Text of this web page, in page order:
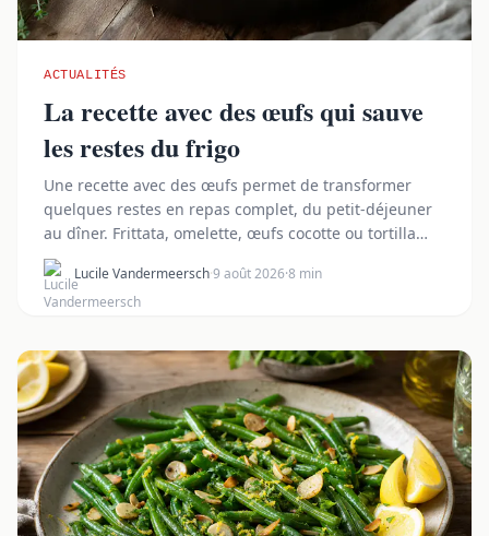
ACTUALITÉS
La recette avec des œufs qui sauve
les restes du frigo
Une recette avec des œufs permet de transformer
quelques restes en repas complet, du petit-déjeuner
au dîner. Frittata, omelette, œufs cocotte ou tortilla
accueillent facilement lé...
Lucile Vandermeersch·9 août 2026·8 min